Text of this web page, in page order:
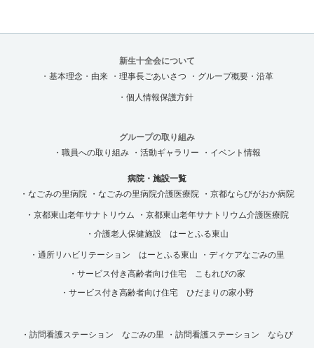
新生十全会について
・基本理念・由来
・理事長ごあいさつ ・グループ概要・沿革
・個人情報保護方針
グループの取り組み
・職員への取り組み
・活動ギャラリー ・イベント情報
病院・施設一覧
・なごみの里病院
・なごみの里病院介護医療院 ・京都ならびがおか病院
・京都東山老年サナトリウム
・京都東山老年サナトリウム介護医療院
・介護老人保健施設 はーとふる東山
・通所リハビリテーション はーとふる東山
・ディケアなごみの里
・サービス付き高齢者向け住宅 こもれびの家
・サービス付き高齢者向け住宅 ひだまりの家小野
・訪問看護ステーション なごみの里 ・訪問看護ステーション ならび